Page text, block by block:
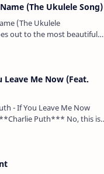
(The Ukulele Song)
(The Ukulele
day... She had me slipping
Me Now (Feat.
- If You Leave Me Now
selamat tinggal. I